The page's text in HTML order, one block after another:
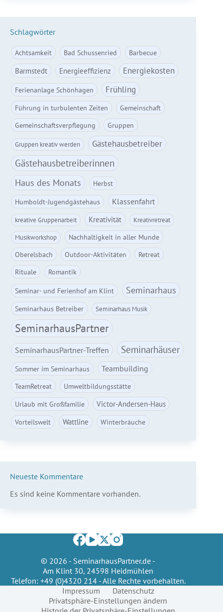
Schlagwörter
Achtsamkeit Bad Schussenried Barbecue
Barmstedt Energieeffizienz Energiekosten
Ferienanlage Schönhagen Frühling
Führung in turbulenten Zeiten
Gemeinschaft
Gemeinschaftsverpflegung
Gruppen
Gruppen kreativ werden Gästehausbetreiber
Gästehausbetreiberinnen
Haus des Monats
Herbst
Humboldt-Jugendgästehaus
Klassenfahrt
kreative Gruppenarbeit Kreativität Kreativretreat
Musikworkshop
Nachhaltigkeit in aller Munde
Oberelsbach
Outdoor-Aktivitäten
Retreat
Rituale
Romantik
Seminar- und Ferienhof am Klint
Seminarhaus
Seminarhaus Betreiber Seminarhaus Musik
SeminarhausPartner
SeminarhausPartner-Treffen Seminarhäuser
Sommer im Seminarhaus Teambuilding
TeamRetreat
Umweltbildungsstätte
Urlaub mit Großfamilie
Victor-Andersen-Haus
Vorteilswelt Wattline Winterbräuche
Neueste Kommentare
Es sind keine Kommentare vorhanden.
© 2026 - SeminarhausPartner.de -
Am Klint 30, 24598 Heidmühlen
Telefon: +49 (0)4320 214- Alle Rechte vorbehalten.
Impressum
Datenschutz
Privatsphäre-Einstellungen ändern